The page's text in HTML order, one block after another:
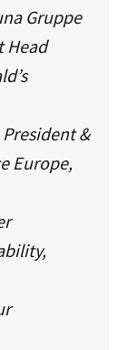
Gruppe
Head
&
Europe,